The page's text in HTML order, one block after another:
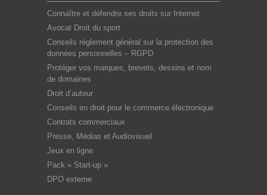
Connaître et défendre ses droits sur Internet
Avocat Droit du sport
Conseils règlement général sur la protection des
données personnelles – RGPD
Protéger vos marques, brevets, dessins et nom
de domaines
Droit d’auteur
Conseils en droit pour le commerce électronique
Contrats commerciaux
Presse, Médias et Audiovisuel
Jeux en ligne
Pack « Start-up »
DPO externe